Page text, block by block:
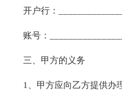
开户行：
账号：
三、甲方的义务
1、甲方应向乙方提供办